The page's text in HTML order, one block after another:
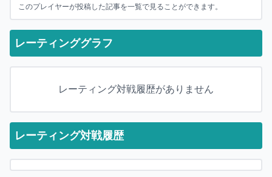
このプレイヤーが投稿した記事を一覧で見ることができます。
レーティンググラフ
レーティング対戦履歴がありません
レーティング対戦履歴